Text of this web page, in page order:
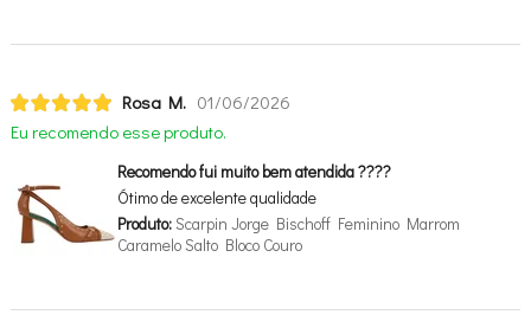
Rosa M. 01/06/2026
Eu recomendo esse produto.
Recomendo fui muito bem atendida ????
Ótimo de excelente qualidade
Produto:Scarpin Jorge Bischoff Feminino Marrom
Caramelo Salto Bloco Couro